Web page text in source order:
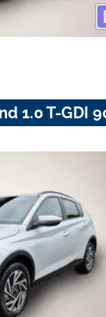
1.0 T-GDI